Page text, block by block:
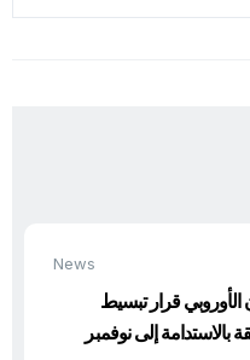
News
الأوروبي قرار تبسيط
بالاستدامة إلى نوفمبر